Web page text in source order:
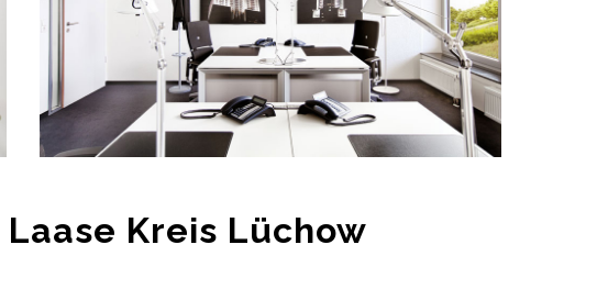
Kreis Lüchow